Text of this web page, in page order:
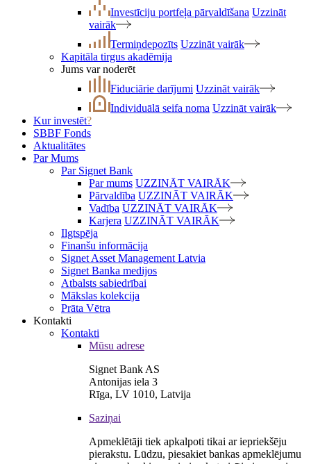
Investīciju portfeļa pārvaldīšana Uzzināt
vairāk
Termiņdepozīts Uzzināt vairāk
Kapitāla tirgus akadēmija
Jums var noderēt
Fiduciārie darījumi Uzzināt vairāk
Individuālā seifa noma Uzzināt vairāk
Kur investēt?
SBBF Fonds
Aktualitātes
Par Mums
Par Signet Bank
Par mums UZZINĀT VAIRĀK
Pārvaldība UZZINĀT VAIRĀK
Vadība UZZINĀT VAIRĀK
Karjera UZZINĀT VAIRĀK
Ilgtspēja
Finanšu informācija
Signet Asset Management Latvia
Signet Banka medijos
Atbalsts sabiedrībai
Mākslas kolekcija
Prāta Vētra
Kontakti
Kontakti
Mūsu adrese
Signet Bank AS
Antonijas iela 3
Rīga, LV 1010, Latvija
Saziņai
Apmeklētāji tiek apkalpoti tikai ar iepriekšēju
pierakstu. Lūdzu, piesakiet bankas apmeklējumu